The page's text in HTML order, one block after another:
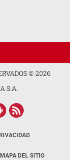
©2026
S.A.
MAPA DEL SITIO